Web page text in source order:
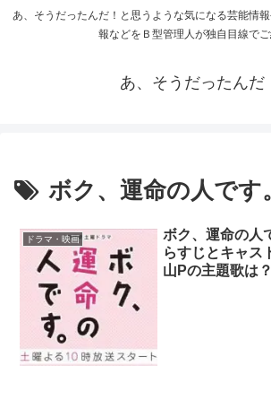
あ、そうだったんだ！と思うような気になる芸能情
報などをＢ型管理人が独自目線でご
あ、そうだったんだ
ボク、運命の人です。
ドラマ・映画
ボク、運命の人
らすじとキャス
山Pの主題歌は？